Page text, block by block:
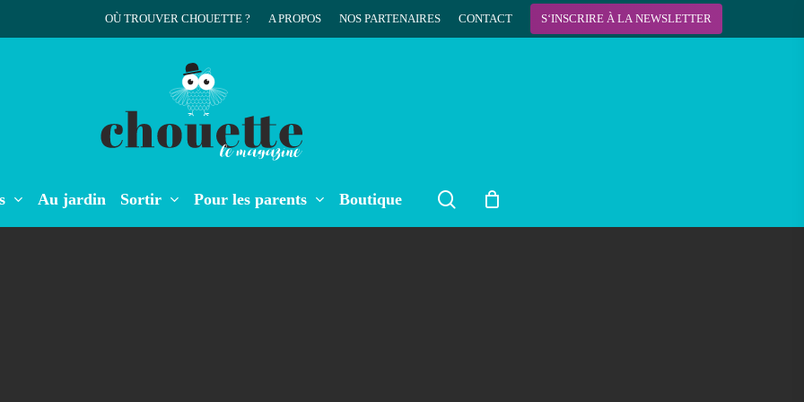
OÙ TROUVER CHOUETTE ? A PROPOS NOS PARTENAIRES CONTACT S‘INSCRIRE À LA NEWSLETTER
Au jardin Sortir Pour les parents Boutique search